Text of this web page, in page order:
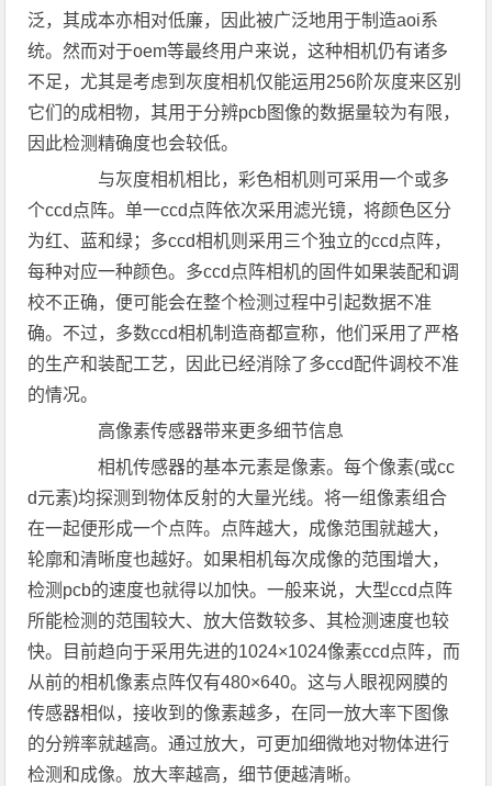
泛，其成本亦相对低廉，因此被广泛地用于制造aoi系
统。然而对于oem等最终用户来说，这种相机仍有诸多
不足，尤其是考虑到灰度相机仅能运用256阶灰度来区别
它们的成相物，其用于分辨pcb图像的数据量较为有限，
因此检测精确度也会较低。
与灰度相机相比，彩色相机则可采用一个或多
个ccd点阵。单一ccd点阵依次采用滤光镜，将颜色区分
为红、蓝和绿；多ccd相机则采用三个独立的ccd点阵，
每种对应一种颜色。多ccd点阵相机的固件如果装配和调
校不正确，便可能会在整个检测过程中引起数据不准
确。不过，多数ccd相机制造商都宣称，他们采用了严格
的生产和装配工艺，因此已经消除了多ccd配件调校不准
的情况。
高像素传感器带来更多细节信息
相机传感器的基本元素是像素。每个像素(或cc
d元素)均探测到物体反射的大量光线。将一组像素组合
在一起便形成一个点阵。点阵越大，成像范围就越大，
轮廓和清晰度也越好。如果相机每次成像的范围增大，
检测pcb的速度也就得以加快。一般来说，大型ccd点阵
所能检测的范围较大、放大倍数较多、其检测速度也较
快。目前趋向于采用先进的1024×1024像素ccd点阵，而
从前的相机像素点阵仅有480×640。这与人眼视网膜的
传感器相似，接收到的像素越多，在同一放大率下图像
的分辨率就越高。通过放大，可更加细微地对物体进行
检测和成像。放大率越高，细节便越清晰。